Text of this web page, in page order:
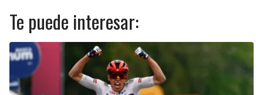
Te puede interesar: